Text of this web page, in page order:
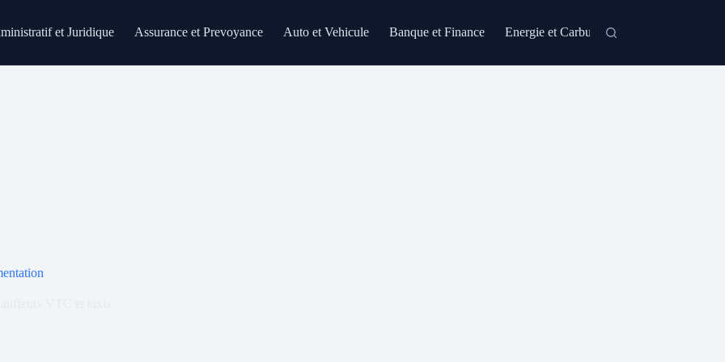
et Juridique Assurance et Prevoyance Auto et Vehicule Banque et Finance Energie et Carburant